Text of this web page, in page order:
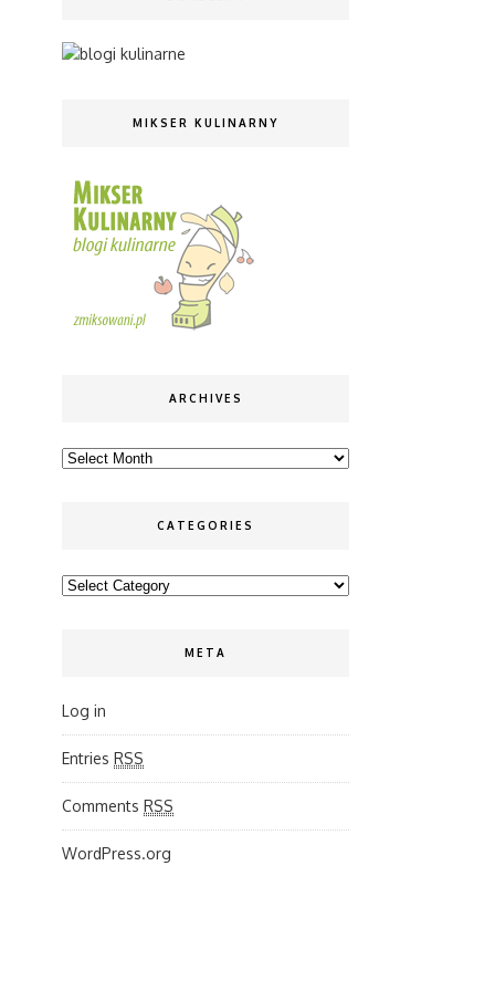
MIKSER KULINARNY
ARCHIVES
Archives
CATEGORIES
Categories
META
Log in
Entries RSS
Comments RSS
WordPress.org